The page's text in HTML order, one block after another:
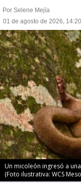
Por Selene Mejía
01 de agosto de 2026, 14:20
Un micoleón ingresó a
(Foto ilustrativa: WCS